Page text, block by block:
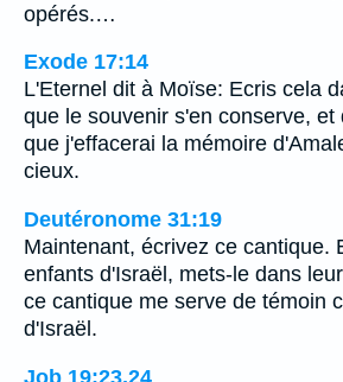
opérés.…
Exode 17:14
L'Eternel dit à Moïse: Ecris cela
que le souvenir s'en conserve, et
que j'effacerai la mémoire
cieux.
Deutéronome 31:19
Maintenant, écrivez ce cantique.
enfants d'Israël, mets-le dans
ce cantique me serve de témoin
d'Israël.
Job 19:23,24